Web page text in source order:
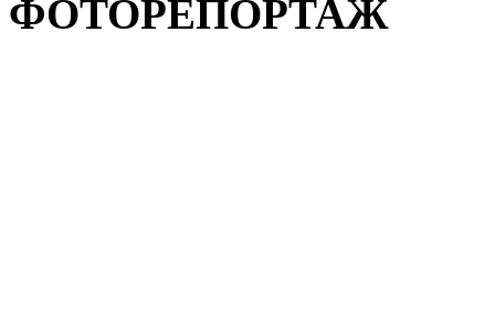
ФОТОРЕПОРТАЖ